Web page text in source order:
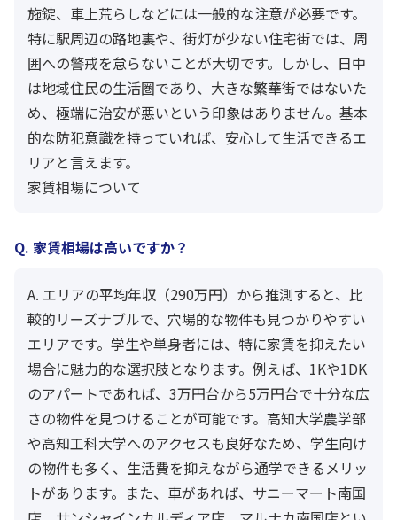
施錠、車上荒らしなどには一般的な注意が必要です。
特に駅周辺の路地裏や、街灯が少ない住宅街では、周
囲への警戒を怠らないことが大切です。しかし、日中
は地域住民の生活圏であり、大きな繁華街ではないた
め、極端に治安が悪いという印象はありません。基本
的な防犯意識を持っていれば、安心して生活できるエ
リアと言えます。
家賃相場について
Q. 家賃相場は高いですか？
A. エリアの平均年収（290万円）から推測すると、比
較的リーズナブルで、穴場的な物件も見つかりやすい
エリアです。学生や単身者には、特に家賃を抑えたい
場合に魅力的な選択肢となります。例えば、1Kや1DK
のアパートであれば、3万円台から5万円台で十分な広
さの物件を見つけることが可能です。高知大学農学部
や高知工科大学へのアクセスも良好なため、学生向け
の物件も多く、生活費を抑えながら通学できるメリッ
トがあります。また、車があれば、サニーマート南国